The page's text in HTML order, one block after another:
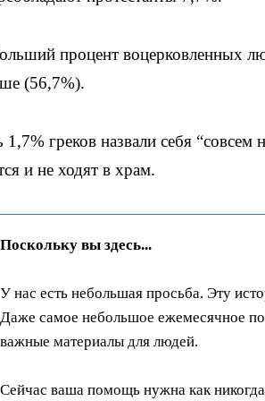
процент воцерковленных
(56,7%).
греков назвали себя
и не ходят в храм.
Поскольку вы здесь...
У нас есть небольшая просьба. Эту
Даже самое небольшое ежемесячное
важные материалы для людей.
Сейчас ваша помощь нужна как